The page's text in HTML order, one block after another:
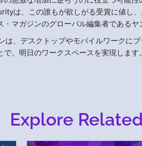
は、この誰もが欲しがる受賞に値し
マガジンのグローバル編集者であるヤ
、デスクトップやモバイルワークに
、明日のワークスペースを実現します。
Explore